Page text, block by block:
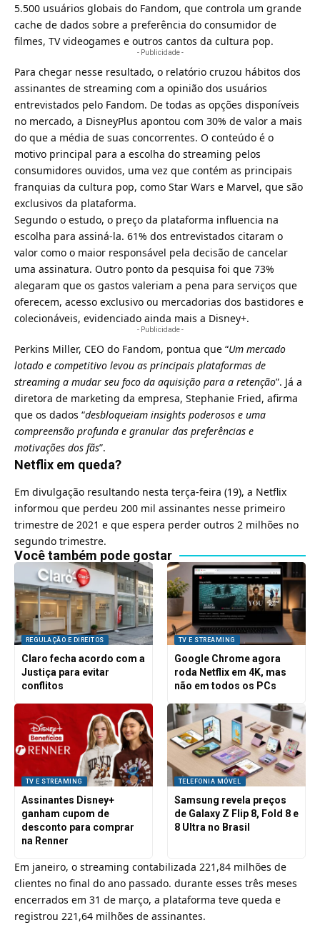
5.500 usuários globais do Fandom, que controla um grande
cache de dados sobre a preferência do consumidor de
filmes, TV videogames e outros cantos da cultura pop.
- Publicidade -
Para chegar nesse resultado, o relatório cruzou hábitos dos
assinantes de streaming com a opinião dos usuários
entrevistados pelo Fandom. De todas as opções disponíveis
no mercado, a DisneyPlus apontou com 30% de valor a mais
do que a média de suas concorrentes. O conteúdo é o
motivo principal para a escolha do streaming pelos
consumidores ouvidos, uma vez que contém as principais
franquias da cultura pop, como Star Wars e Marvel, que são
exclusivos da plataforma.
Segundo o estudo, o preço da plataforma influencia na
escolha para assiná-la. 61% dos entrevistados citaram o
valor como o maior responsável pela decisão de cancelar
uma assinatura. Outro ponto da pesquisa foi que 73%
alegaram que os gastos valeriam a pena para serviços que
oferecem, acesso exclusivo ou mercadorias dos bastidores e
colecionáveis, evidenciado ainda mais a Disney+.
- Publicidade -
Perkins Miller, CEO do Fandom, pontua que “Um mercado
lotado e competitivo levou as principais plataformas de
streaming a mudar seu foco da aquisição para a retenção”. Já a
diretora de marketing da empresa, Stephanie Fried, afirma
que os dados “desbloqueiam insights poderosos e uma
compreensão profunda e granular das preferências e
motivações dos fãs”.
Netflix em queda?
Em divulgação resultando nesta terça-feira (19), a Netflix
informou que perdeu 200 mil assinantes nesse primeiro
trimestre de 2021 e que espera perder outros 2 milhões no
segundo trimestre.
Você também pode gostar
REGULAÇÃO E DIREITOS
Claro fecha acordo com a
Justiça para evitar
conflitos
TV E STREAMING
Google Chrome agora
roda Netflix em 4K, mas
não em todos os PCs
TV E STREAMING
Assinantes Disney+
ganham cupom de
desconto para comprar
na Renner
TELEFONIA MÓVEL
Samsung revela preços
de Galaxy Z Flip 8, Fold 8 e
8 Ultra no Brasil
Em janeiro, o streaming contabilizada 221,84 milhões de
clientes no final do ano passado. durante esses três meses
encerrados em 31 de março, a plataforma teve queda e
registrou 221,64 milhões de assinantes.